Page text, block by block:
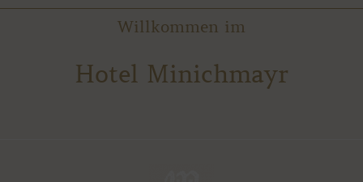
Willkommen im
Hotel Minichmayr